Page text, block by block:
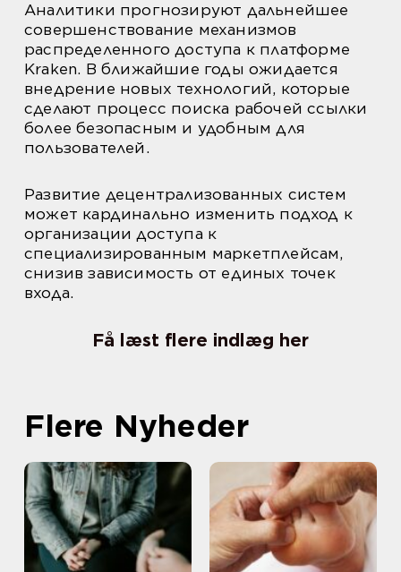
Аналитики прогнозируют дальнейшее
совершенствование механизмов
распределенного доступа к платформе
Kraken. В ближайшие годы ожидается
внедрение новых технологий, которые
сделают процесс поиска рабочей ссылки
более безопасным и удобным для
пользователей.
Развитие децентрализованных систем
может кардинально изменить подход к
организации доступа к
специализированным маркетплейсам,
снизив зависимость от единых точек
входа.
Få læst flere indlæg her
Flere Nyheder